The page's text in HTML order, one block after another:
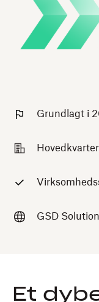
Grundlagt i
GSD
Et